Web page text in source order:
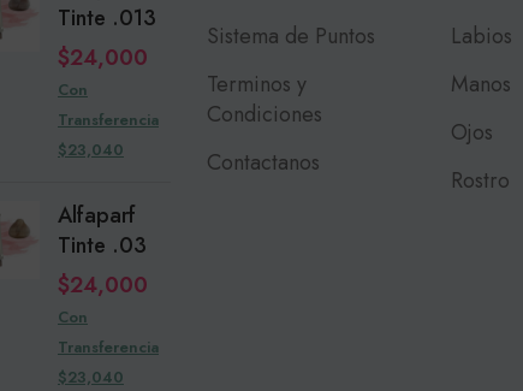
Tinte .013
$24,000
Con
Transferencia
$23,040
Alfaparf
Tinte .03
$24,000
Con
Transferencia
$23,040
Sistema de Puntos
Terminos y
Condiciones
Contactanos
Labios
Manos
Ojos
Rostro